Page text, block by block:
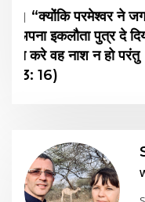
अच्छा काम करते
की मदद करें।
करें, जो परमेश्वर